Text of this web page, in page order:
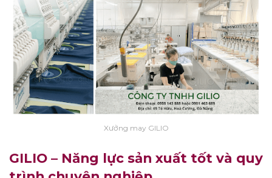
Xưởng may GILIO
GILIO – Năng lực sản xuất tốt và quy